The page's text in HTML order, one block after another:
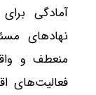
آمادگی
نهادهای
منعطف و
فعالیت‌های